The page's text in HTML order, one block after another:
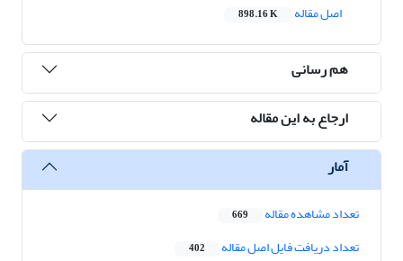
اصل مقاله
898.16 K
هم رسانی
ارجاع به این مقاله
آمار
تعداد مشاهده مقاله 669
تعداد دریافت فایل اصل مقاله 402